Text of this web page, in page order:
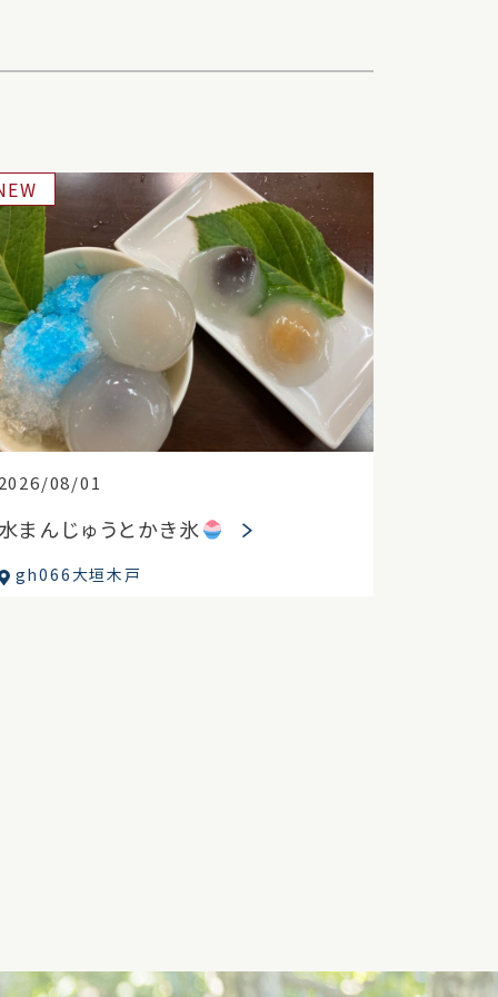
08/01
まんじゅうとかき氷
gh066大垣木戸